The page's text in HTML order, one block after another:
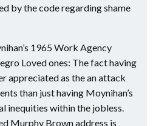
by the code regarding shame
1965 Work Agency
Loved ones: The fact having
appreciated as the an attack
than just having Moynihan’s
inequities within the jobless.
Murphy Brown address is